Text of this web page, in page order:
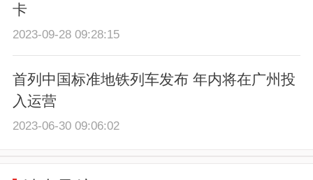
卡
2023-09-28 09:28:15
首列中国标准地铁列车发布 年内将在广州投
入运营
2023-06-30 09:06:02